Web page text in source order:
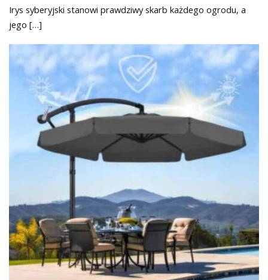
Irys syberyjski stanowi prawdziwy skarb każdego ogrodu, a
jego […]